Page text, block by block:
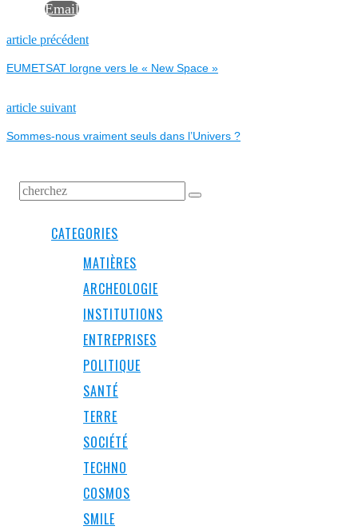
Email
NAVIGATION
DE
L’ARTICLE
article précédentPrevious
EUMETSAT lorgne vers le « New Space »
article suivantNext
Sommes-nous vraiment seuls dans l’Univers ?
CATEGORIES
MATIÈRES
ARCHEOLOGIE
INSTITUTIONS
ENTREPRISES
POLITIQUE
SANTÉ
TERRE
SOCIÉTÉ
TECHNO
COSMOS
SMILE